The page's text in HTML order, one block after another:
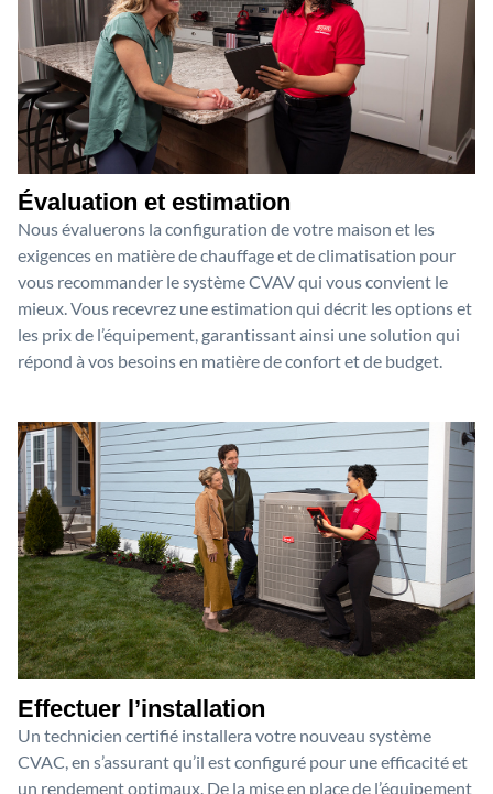
Évaluation et estimation
Nous évaluerons la configuration de votre maison et les
exigences en matière de chauffage et de climatisation pour
vous recommander le système CVAV qui vous convient le
mieux. Vous recevrez une estimation qui décrit les options et
les prix de l’équipement, garantissant ainsi une solution qui
répond à vos besoins en matière de confort et de budget.
Effectuer l’installation
Un technicien certifié installera votre nouveau système
CVAC, en s’assurant qu’il est configuré pour une efficacité et
un rendement optimaux. De la mise en place de l’équipement